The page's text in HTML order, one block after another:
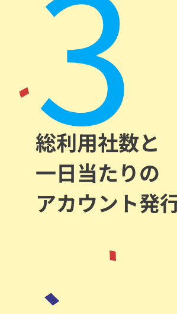
総利用社数と
一日当たりの
アカウント発